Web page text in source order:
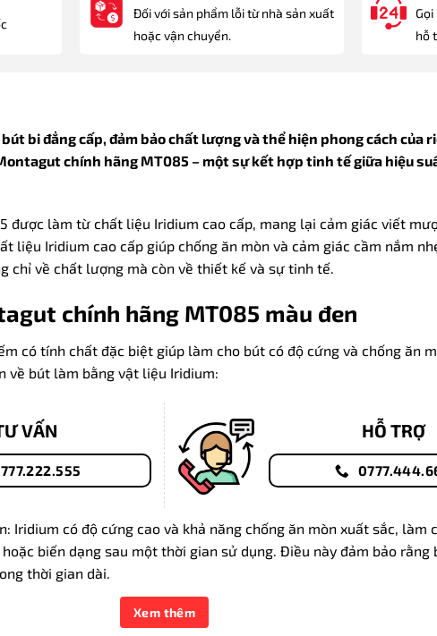
Đối với sản phẩm lỗi từ nhà sản xuất
hoặc vận chuyển.
hỗ
bi đẳng cấp, đảm bảo chất lượng và thể hiện phong cách của
chính hãng MT085 – một sự kết hợp tinh tế giữa hiệu
được làm từ chất liệu Iridium cao cấp, mang lại cảm giác viết
liệu Iridium cao cấp giúp chống ăn mòn và cảm giác cầm nắm
chỉ về chất lượng mà còn về thiết kế và sự tinh tế.
chính hãng MT085 màu đen
có tính chất đặc biệt giúp làm cho bút có độ cứng và chống ăn
về bút làm bằng vật liệu Iridium:
VẤN HỖ TRỢ
Iridium có độ cứng cao và khả năng chống ăn mòn xuất sắc, làm
biến dạng sau một thời gian sử dụng. Điều này đảm bảo rằng
thời gian dài.
ngòi làm bằng Iridium thường mang lại cảm giác cầm nắm nhẹ tay
này làm cho việc viết trở nên dễ dàng và thú vị.
Xem thêm